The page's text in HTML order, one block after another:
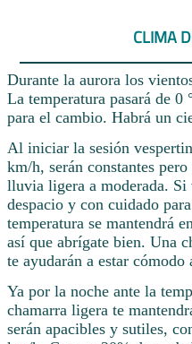
CLIMA
Durante la aurora los
La temperatura pasará de 0
para el cambio. Habrá un
Al iniciar la sesión
km/h, serán constantes
lluvia ligera a moderada. Si
despacio y con cuidado
temperatura se mantendrá
así que abrígate bien. Una
te ayudarán a estar cómodo
Ya por la noche ante la
chamarra ligera te
serán apacibles y sutiles,